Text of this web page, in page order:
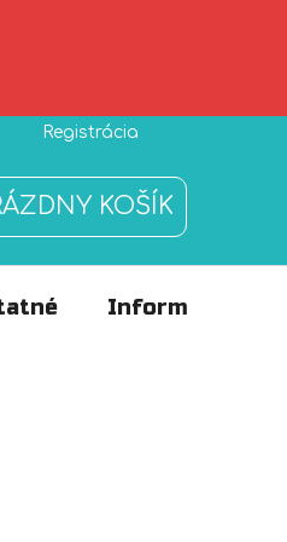
cookies O nás
Registrácia
KOŠÍK
Informácie